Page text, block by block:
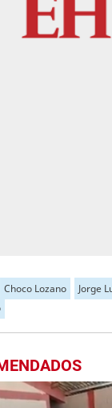
Choco Lozano
Jorge